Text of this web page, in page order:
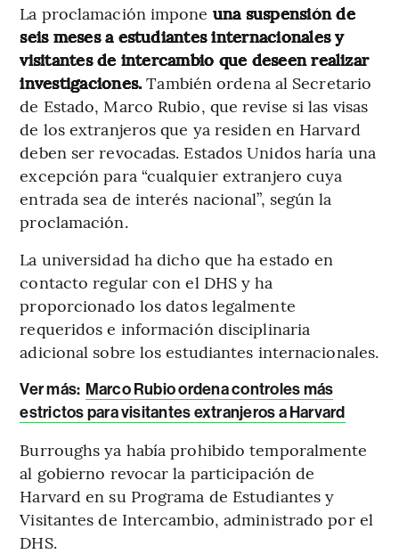
La proclamación impone una suspensión de
seis meses a estudiantes internacionales y
visitantes de intercambio que deseen realizar
investigaciones. También ordena al Secretario
de Estado, Marco Rubio, que revise si las visas
de los extranjeros que ya residen en Harvard
deben ser revocadas. Estados Unidos haría una
excepción para “cualquier extranjero cuya
entrada sea de interés nacional”, según la
proclamación.
La universidad ha dicho que ha estado en
contacto regular con el DHS y ha
proporcionado los datos legalmente
requeridos e información disciplinaria
adicional sobre los estudiantes internacionales.
Ver más: Marco Rubio ordena controles más
estrictos para visitantes extranjeros a Harvard
Burroughs ya había prohibido temporalmente
al gobierno revocar la participación de
Harvard en su Programa de Estudiantes y
Visitantes de Intercambio, administrado por el
DHS.